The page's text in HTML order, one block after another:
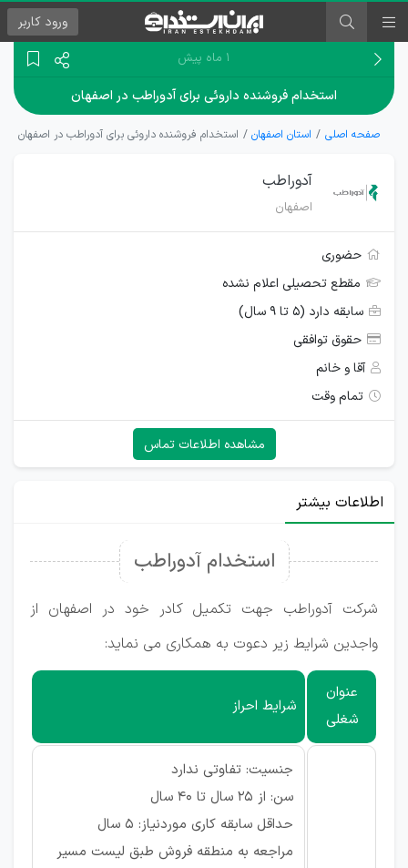
ورود کاربر
۱ ماه پیش
استخدام فروشنده داروئی برای آدوراطب در اصفهان
صفحه اصلی استان اصفهان استخدام فروشنده داروئی برای آدوراطب در اصفهان
آدوراطب
اصفهان
حضوری
مقطع تحصیلی اعلام نشده
سابقه دارد (۵ تا ۹ سال)
حقوق توافقی
آقا و خانم
تمام وقت
مشاهده اطلاعات تماس
اطلاعات بیشتر
استخدام آدوراطب
شرکت آدوراطب جهت تکمیل کادر خود در اصفهان از
واجدین شرایط زیر دعوت به همکاری می نماید:
عنوان
شغلی
شرایط احراز
جنسیت: تفاوتی ندارد
سن: از 25 سال تا 40 سال
حداقل سابقه کاری موردنیاز: 5 سال
مراجعه به منطقه فروش طبق لیست مسیر